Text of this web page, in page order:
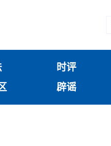
时评
辟谣